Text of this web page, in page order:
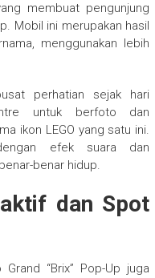
membuat pengunjung
Mobil ini merupakan hasil
menggunakan lebih
perhatian sejak hari
untuk berfoto dan
ikon LEGO yang satu ini.
efek suara dan
benar hidup.
dan Spot
“Brix” Pop-Up juga